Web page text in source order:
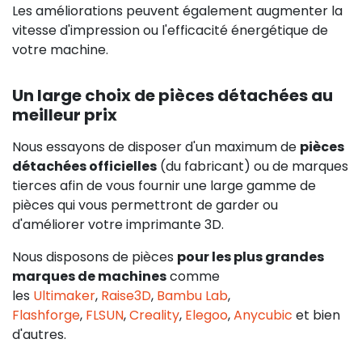
Les améliorations peuvent également augmenter la
vitesse d'impression ou l'efficacité énergétique de
votre machine.
Un large choix de pièces détachées au
meilleur prix
Nous essayons de disposer d'un maximum de pièces
détachées officielles (du fabricant) ou de marques
tierces afin de vous fournir une large gamme de
pièces qui vous permettront de garder ou
d'améliorer votre imprimante 3D.
Nous disposons de pièces pour les plus grandes
marques de machinescomme
les Ultimaker, Raise3D, Bambu Lab,
Flashforge, FLSUN,Creality, Elegoo,Anycubic et bien
d'autres.